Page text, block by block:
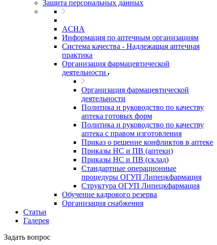
Защита персональных данных
ACHA
Информация по аптечным организациям
Система качества - Надлежащая аптечная
практика
Организация фармацевтической
деятельности
Организация фармацевтической
деятельности
Политика и руководство по качеству
аптека готовых форм
Политика и руководство по качеству
аптека с правом изготовления
Приказ о решение конфликтов в аптеке
Приказы НС и ПВ (аптеки)
Приказы НС и ПВ (склад)
Стандартные операционные
процедуры ОГУП Липецкфармация
Структура ОГУП Липецкфармация
Обучение кадрового резерва
Организация снабжения
Статьи
Галерея
Задать вопрос